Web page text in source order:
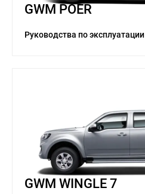
GWM POER
Руководства по эксплуатации
GWM WINGLE 7